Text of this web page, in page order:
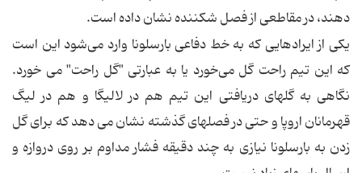
دهند، در مقاطعی از فصل شكننده نشان داده است.
یكی از ایرادهایی كه به خط دفاعی بارسلونا وارد می‌شود این است
كه این تیم راحت گل می‌خورد یا به عبارتی "گل راحت" می خورد.
نگاهی به گلهای دریافتی این تیم هم در لالیگا و هم در لیگ
قهرمانان اروپا و حتی در فصلهای گذشته نشان می دهد كه برای گل
زدن به بارسلونا نیازی به چند دقیقه فشار مداوم بر روی دروازه و